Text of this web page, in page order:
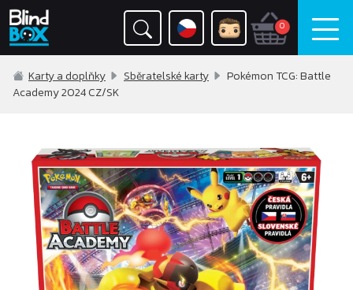
0
Karty a doplňky Sběratelské karty
Pokémon TCG: Battle
Academy 2024 CZ/SK